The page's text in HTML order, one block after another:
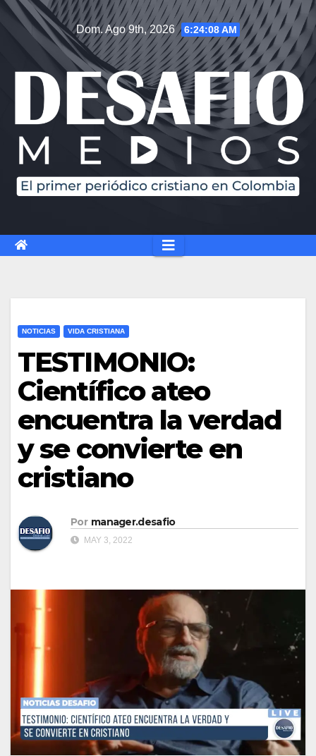
Dom. Ago 9th, 2026 6:24:09 AM
NOTICIAS VIDA CRISTIANA
TESTIMONIO:
Científico ateo
encuentra la verdad
y se convierte en
cristiano
Por manager.desafio
MAY 3, 2022